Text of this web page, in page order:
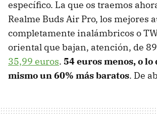
específico. La que os traemos
Realme Buds Air Pro, los mejores
completamente inalámbricos o
oriental que bajan, atención, de
35,99 euros. 54 euros menos, o lo
mismo un 60% más baratos. De